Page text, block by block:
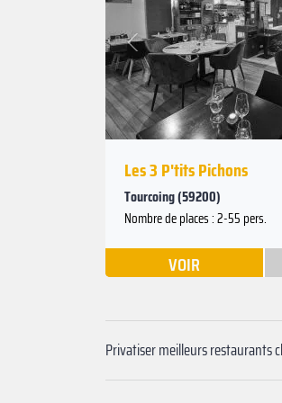
Précédent
Les 3 P'tits Pichons
Tourcoing (59200)
Nombre de places : 2-55 pers.
VOIR